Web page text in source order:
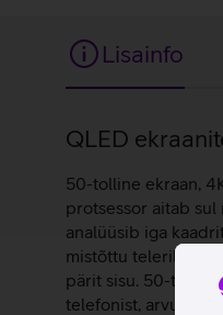
Lisainfo
QLED
50-tolline ekraan,
protsessor aitab sul
analüüsib iga
mistõttu teleril
pärit sisu. 50-tollise
telefonist, arvutist